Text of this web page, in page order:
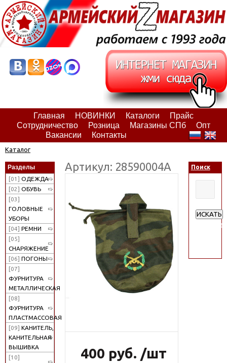
Главная НОВИНКИ Каталоги
Прайс
Сотрудничество
Розница Магазины СПб
Опт
Вакансии
Контакты
Каталог
Разделы
[01] ОДЕЖДА
[02] ОБУВЬ
[03]
ГОЛОВНЫЕ
УБОРЫ
[04] РЕМНИ
[05]
СНАРЯЖЕНИЕ
[06] ПОГОНЫ
[07]
ФУРНИТУРА
МЕТАЛЛИЧЕСКАЯ
[08]
ФУРНИТУРА
ПЛАСТМАССОВАЯ
[09] КАНИТЕЛЬ,
КАНИТЕЛЬНАЯ
ВЫШИВКА
[10]
Артикул: 28590004А
400 руб. /шт
Поиск
ИСКАТЬ